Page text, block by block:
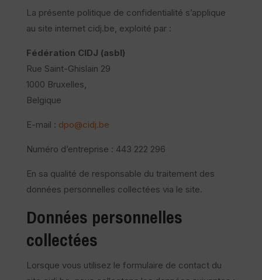
La présente politique de confidentialité s’applique
au site internet cidj.be, exploité par :
Fédération CIDJ (asbl)
Rue Saint-Ghislain 29
1000 Bruxelles,
Belgique
E-mail : dpo@cidj.be
Numéro d’entreprise : 443 222 296
En sa qualité de responsable du traitement des
données personnelles collectées via le site.
Données personnelles
collectées
Lorsque vous utilisez le formulaire de contact du